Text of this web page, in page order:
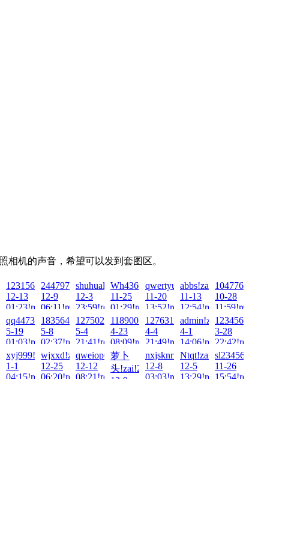
机的声音，希望可以发到套图区。
123156789!zai!2025-
12-13
01:23!read!
2447973717!zai!2025-
12-9
06:11!read!
shuhualin!zai!2025-
12-3
23:59!read!
Wh436016367!zai!2025-
11-25
01:29!read!
qwertyuiop100!zai!2025-
11-20
13:52!read!
abbs!zai!2025-
11-13
12:54!read!
10-28
11:59!read!
qq447375477!zai!2025-
5-19
01:03!read!
18356479636!zai!2025-
5-8
02:37!read!
1275028915!zai!2025-
5-4
21:41!read!
118900!zai!2025-
4-23
08:09!read!
1276311426!zai!2025-
4-4
21:49!read!
admin!zai!2025-
4-1
14:06!read!
3-28
22:42!read!
xyj999!zai!2025-
1-1
04:15!read!
wjxxd!zai!2024-
12-25
06:20!read!
qweiop002!zai!2024-
12-12
08:21!read!
萝卜
头!zai!2024-
12-9
nxjsknrn!zai!2024-
12-8
03:03!read!
Ntqt!zai!2024-
12-5
13:29!read!
11-26
15:54!read!